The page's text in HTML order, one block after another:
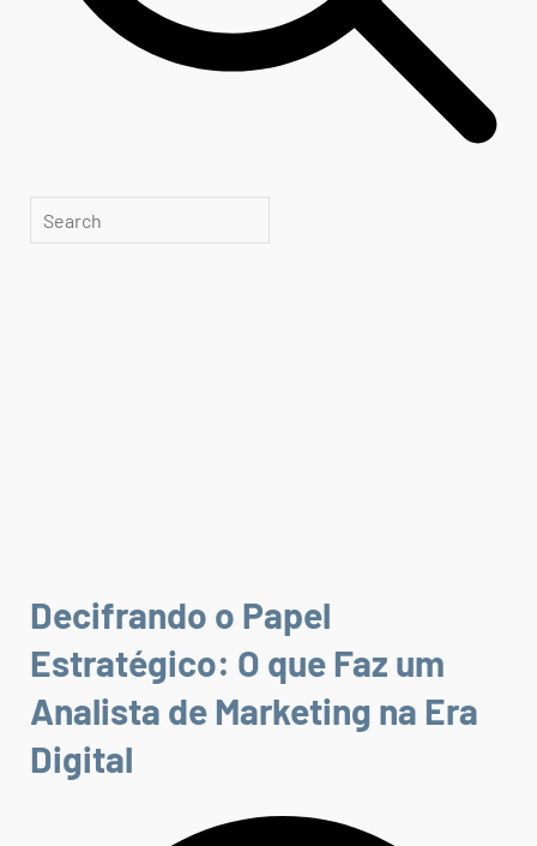
Decifrando o Papel
Estratégico: O que Faz um
Analista de Marketing na Era
Digital